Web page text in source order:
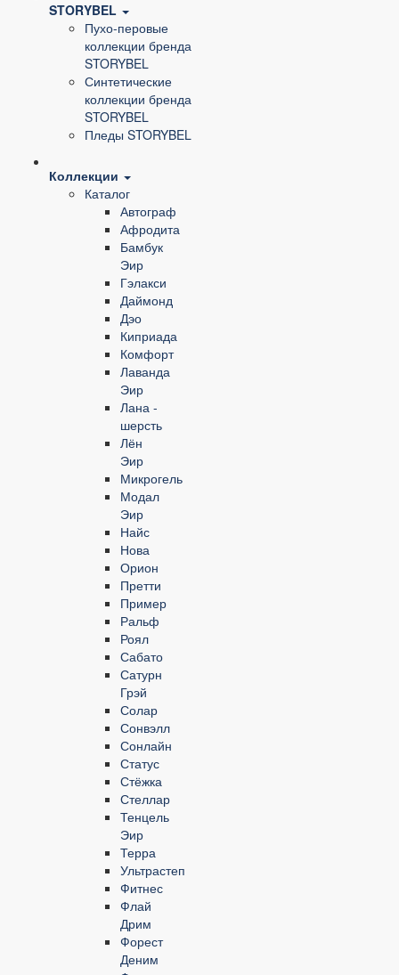
STORYBEL
Пухо-перовые
коллекции бренда
STORYBEL
Синтетические
коллекции бренда
STORYBEL
Пледы STORYBEL
Коллекции
Каталог
Автограф
Афродита
Бамбук
Эир
Гэлакси
Даймонд
Дэо
Киприада
Комфорт
Лаванда
Эир
Лана -
шерсть
Лён
Эир
Микрогель
Модал
Эир
Найс
Нова
Орион
Претти
Пример
Ральф
Роял
Сабато
Сатурн
Грэй
Солар
Сонвэлл
Сонлайн
Статус
Стёжка
Стеллар
Тенцель
Эир
Терра
Ультрастеп
Фитнес
Флай
Дрим
Форест
Деним